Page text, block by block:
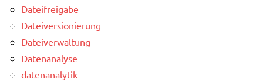
Dateifreigabe
Dateiversionierung
Dateiverwaltung
Datenanalyse
datenanalytik